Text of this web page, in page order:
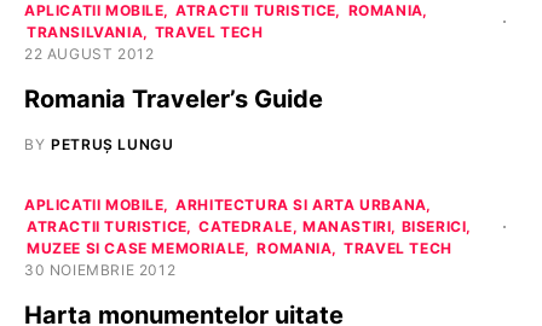
APLICATII MOBILE ATRACTII TURISTICE
ROMANIA
TRANSILVANIA
TRAVEL TECH
22 AUGUST 2012
Romania Traveler’s Guide
BY PETRUȘ LUNGU
APLICATII MOBILE
ARHITECTURA SI ARTA URBANA
ATRACTII TURISTICE
CATEDRALE, MANASTIRI, BISERICI
MUZEE SI CASE MEMORIALE
ROMANIA
TRAVEL TECH
30 NOIEMBRIE 2012
Harta monumentelor uitate